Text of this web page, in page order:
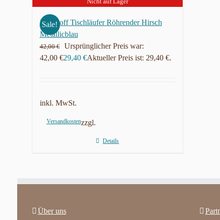
Sale!
Frohstoff Tischläufer Röhrender Hirsch
Metallicblau
42,00€
Ursprünglicher Preis war:
42,00 €29,40 €Aktueller Preis ist: 29,40 €.
inkl. MwSt.
zzgl.
Versandkosten
Details
Über uns